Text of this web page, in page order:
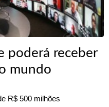
poderá receber
mundo
R$ 500 milhões